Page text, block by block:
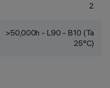
2
>50,000h - L90 - B10 (Ta
25°C)